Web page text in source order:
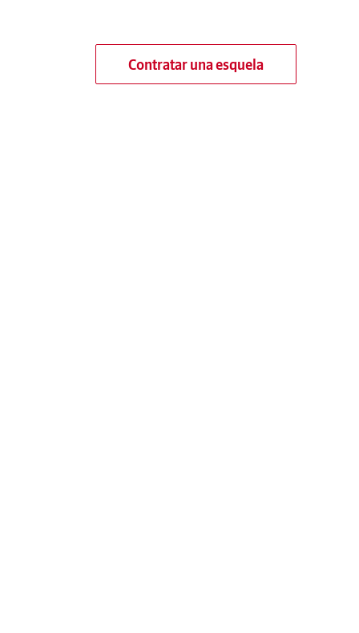
Contratar una esquela